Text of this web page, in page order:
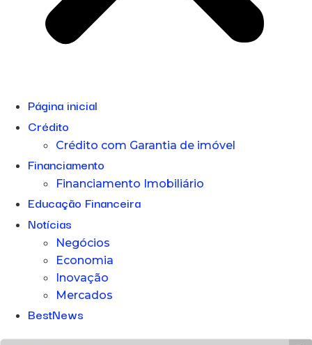
Página inicial
Crédito
Crédito com Garantia de imóvel
Financiamento
Financiamento Imobiliário
Educação Financeira
Notícias
Negócios
Economia
Inovação
Mercados
BestNews